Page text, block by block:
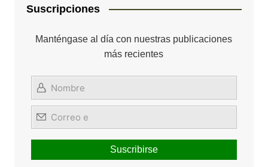
Suscripciones
Manténgase al día con nuestras publicaciones
más recientes